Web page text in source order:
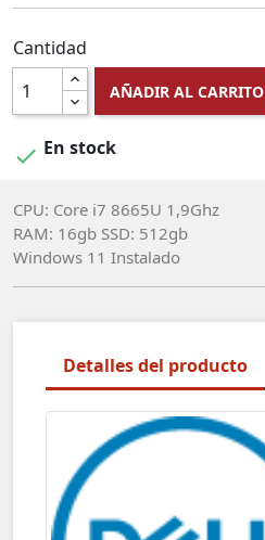
Cantidad
AÑADIR AL CARRITO
 En stock
CPU: Core i7 8665U 1,9Ghz
RAM: 16gb SSD: 512gb
Windows 11 Instalado
Detalles del producto